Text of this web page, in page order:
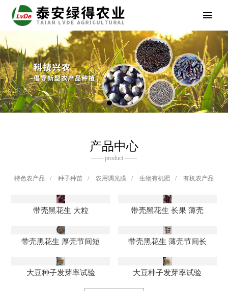
产品中心
—— product ——
特色农产品 / 种子种苗 / 农用调光膜 / 生物有机肥 / 有机农产品
带壳黑花生 大粒 带壳黑花生 长果 薄壳
带壳黑花生 厚壳节间短 带壳黑花生 薄壳节间长
大豆种子发芽率试验 大豆种子发芽率试验